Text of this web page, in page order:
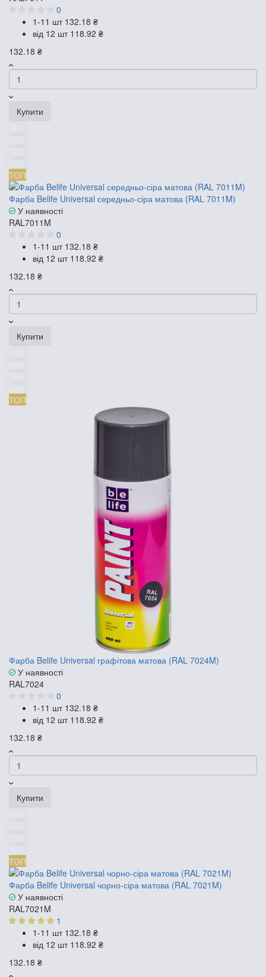
0
1-11 шт 132.18 ₴
від 12 шт 118.92 ₴
132.18 ₴
Купити
ТОП
Фарба Belife Universal середньо-сіра матова (RAL 7011M)
У наявності
RAL7011M
0
1-11 шт 132.18 ₴
від 12 шт 118.92 ₴
132.18 ₴
Купити
ТОП
Фарба Belife Universal графітова матова (RAL 7024M)
У наявності
RAL7024
0
1-11 шт 132.18 ₴
від 12 шт 118.92 ₴
132.18 ₴
Купити
ТОП
Фарба Belife Universal чорно-сіра матова (RAL 7021M)
У наявності
RAL7021M
1
1-11 шт 132.18 ₴
від 12 шт 118.92 ₴
132.18 ₴